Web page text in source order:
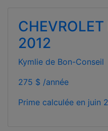
2012
Kymlie de Bon-Conseil
275 $ /année
Prime calculée en juin